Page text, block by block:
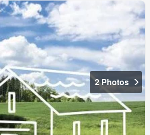
2 Photos